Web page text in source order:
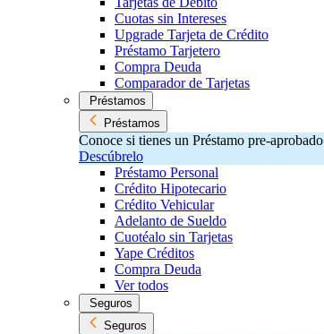
Cuotas sin Intereses
Upgrade Tarjeta de Crédito
Préstamo Tarjetero
Compra Deuda
Comparador de Tarjetas
Préstamos
Préstamos
Conoce si tienes un Préstamo pre-aprobado
Descúbrelo
Préstamo Personal
Crédito Hipotecario
Crédito Vehicular
Adelanto de Sueldo
Cuotéalo sin Tarjetas
Yape Créditos
Compra Deuda
Ver todos
Seguros
Seguros